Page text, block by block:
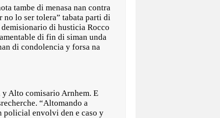
tambe di menasa nan contra
lo ser tolera” tabata parti di
di husticia Rocco
di fin di siman unda
di condolencia y forsa na
y Alto comisario Arnhem. E
“Altomando a
policial envolvi den e caso y